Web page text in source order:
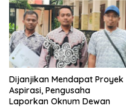
Dijanjikan Mendapat Proyek
Aspirasi, Pengusaha
Laporkan Oknum Dewan